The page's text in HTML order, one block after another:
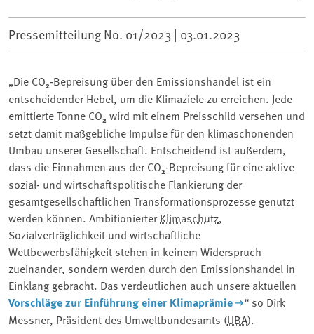
Pressemitteilung No. 01/2023 | 03.01.2023
„Die CO₂-Bepreisung über den Emissionshandel ist ein
entscheidender Hebel, um die Klimaziele zu erreichen. Jede
emittierte Tonne CO₂ wird mit einem Preisschild versehen und
setzt damit maßgebliche Impulse für den klimaschonenden
Umbau unserer Gesellschaft. Entscheidend ist außerdem,
dass die Einnahmen aus der CO₂-Bepreisung für eine aktive
sozial- und wirtschaftspolitische Flankierung der
gesamtgesellschaftlichen Transformationsprozesse genutzt
werden können. AmbitionierterKlimaschutz,
Sozialverträglichkeit und wirtschaftliche
Wettbewerbsfähigkeit stehen in keinem Widerspruch
zueinander, sondern werden durch den Emissionshandel in
Einklang gebracht. Das verdeutlichen auch unsere aktuellen
Vorschläge zur Einführung einer Klimaprämie
“ so Dirk
Messner, Präsident des Umweltbundesamts (UBA).